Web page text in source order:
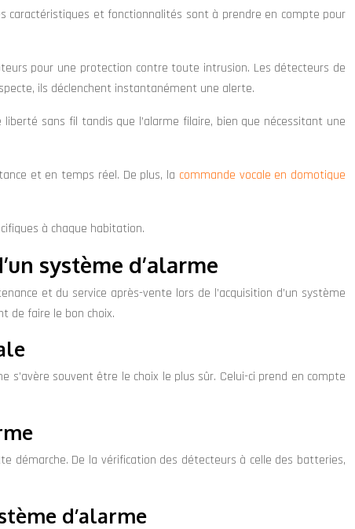
caractéristiques et fonctionnalités sont à prendre en compte pour
pour une protection contre toute intrusion. Les détecteurs de
ils déclenchent instantanément une alerte.
sans fil tandis que l’alarme filaire, bien que nécessitant une
et en temps réel. De plus, la commande vocale en domotique
à chaque habitation.
système d’alarme
et du service après-vente lors de l’acquisition d’un système
de faire le bon choix.
souvent être le choix le plus sûr. Celui-ci prend en compte
démarche. De la vérification des détecteurs à celle des batteries,
d’alarme